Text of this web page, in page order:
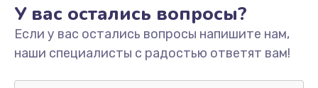
У вас остались вопросы?
Если у вас остались вопросы напишите нам,
наши специалисты с радостью ответят вам!